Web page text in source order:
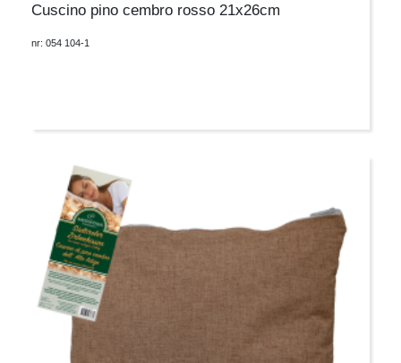
Cuscino pino cembro rosso 21x26cm
nr: 054 104-1